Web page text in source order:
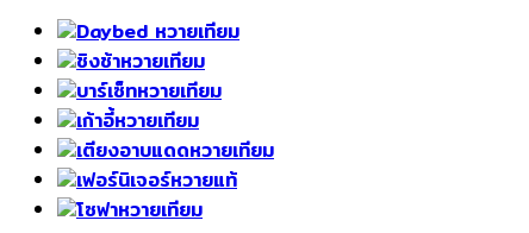
Daybed หวายเทียม
ชิงช้าหวายเทียม
บาร์เซ็ทหวายเทียม
เก้าอี้หวายเทียม
เตียงอาบแดดหวายเทียม
เฟอร์นิเจอร์หวายแท้
โซฟาหวายเทียม